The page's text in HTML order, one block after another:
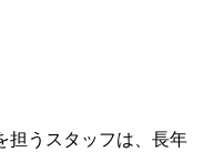
担うスタッフは、長年